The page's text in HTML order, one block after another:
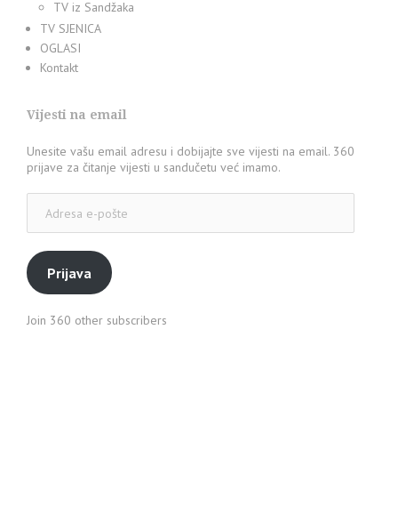
TV iz Sandžaka
TV SJENICA
OGLASI
Kontakt
Vijesti na email
Unesite vašu email adresu i dobijajte sve vijesti na email. 360
prijave za čitanje vijesti u sandučetu već imamo.
pošte
Prijava
Join 360 other subscribers